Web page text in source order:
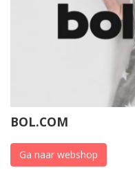
BOL.COM
Ga naar webshop